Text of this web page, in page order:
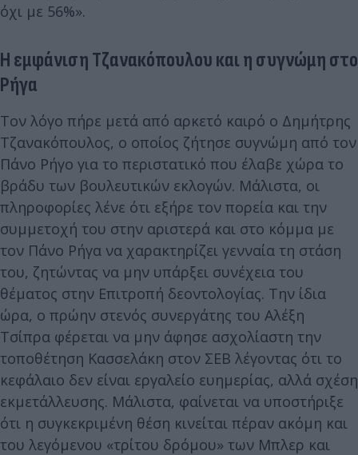
όχι με 56%».
Η εμφάνιση Τζανακόπουλου και η συγνώμη στο
Ρήγα
Τον λόγο πήρε μετά από αρκετό καιρό ο Δημήτρης
Τζανακόπουλος, ο οποίος ζήτησε συγνώμη από τον
Πάνο Ρήγο για το περιστατικό που έλαβε χώρα το
βράδυ των βουλευτικών εκλογών. Μάλιστα, οι
πληροφορίες λένε ότι εξήρε τον πορεία και την
συμμετοχή του στην αριστερά και στο κόμμα με
τον Πάνο Ρήγα να χαρακτηρίζει γενναία τη στάση
του, ζητώντας να μην υπάρξει συνέχεια του
θέματος στην Επιτροπή δεοντολογίας. Την ίδια
ώρα, ο πρώην στενός συνεργάτης του Αλέξη
Τσίπρα φέρεται να μην άφησε ασχολίαστη την
τοποθέτηση Κασσελάκη στον ΣΕΒ λέγοντας ότι το
κεφάλαιο δεν είναι εργαλείο ευημερίας, αλλά σχέση
εκμετάλλευσης. Μάλιστα, φαίνεται να υποστήριξε
ότι η συγκεκριμένη θέση κινείται πέραν ακόμη και
του λεγόμενου «τρίτου δρόμου» των Μπλερ και